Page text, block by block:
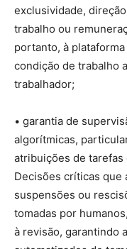
exclusividade,
trabalho ou
portanto, à
condição de trabalho
trabalhador;
• garantia de
algorítmicas,
atribuições de tarefas
Decisões críticas que
suspensões ou
tomadas por
à revisão, garantindo